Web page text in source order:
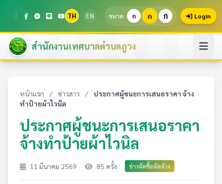
TH EN ขนาด: ก ก ก Login
สำนักงานเทศบาลตำบลภูวง
หน้าแรก / ข่าวสาร /
ประกาศผู้ชนะการเสนอราคา จ้าง
ทำป้ายผ้าไวนิล
ประกาศผู้ชนะการเสนอราคา
จ้างทำป้ายผ้าไวนิล
11 มีนาคม 2569 85 ครั้ง ข่าวจัดซื้อจัดจ้าง